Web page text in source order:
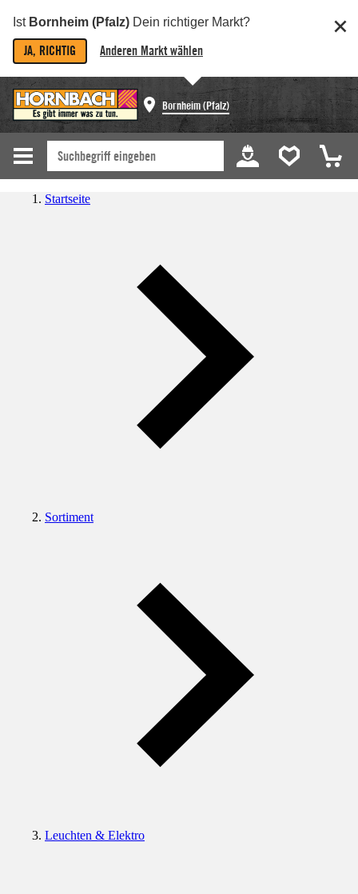
Ist Bornheim (Pfalz) Dein richtiger Markt?
JA, RICHTIG Anderen Markt wählen
Bornheim (Pfalz)
Startseite
Sortiment
Leuchten & Elektro